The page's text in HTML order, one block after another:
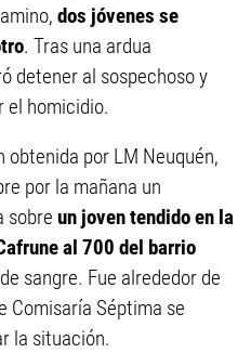
dos jóvenes se
. Tras una ardua
detener al sospechoso y
el homicidio.
por LM Neuquén,
por la mañana un
sobre un joven tendido en la
al 700 del barrio
sangre. Fue alrededor de
Comisaría Séptima se
la situación.